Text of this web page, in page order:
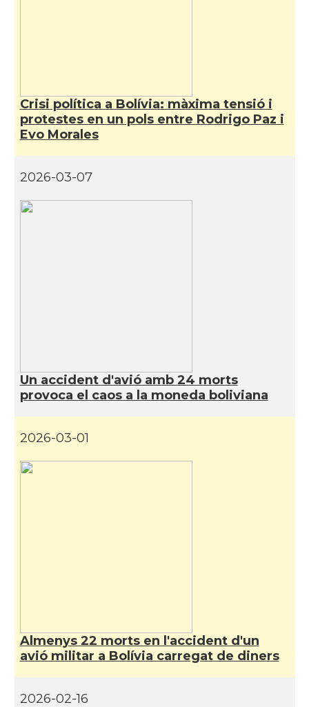
Crisi política a Bolívia: màxima tensió i
protestes en un pols entre Rodrigo Paz i
Evo Morales
2026-03-07
Un accident d'avió amb 24 morts
provoca el caos a la moneda boliviana
2026-03-01
Almenys 22 morts en l'accident d'un
avió militar a Bolívia carregat de diners
2026-02-16